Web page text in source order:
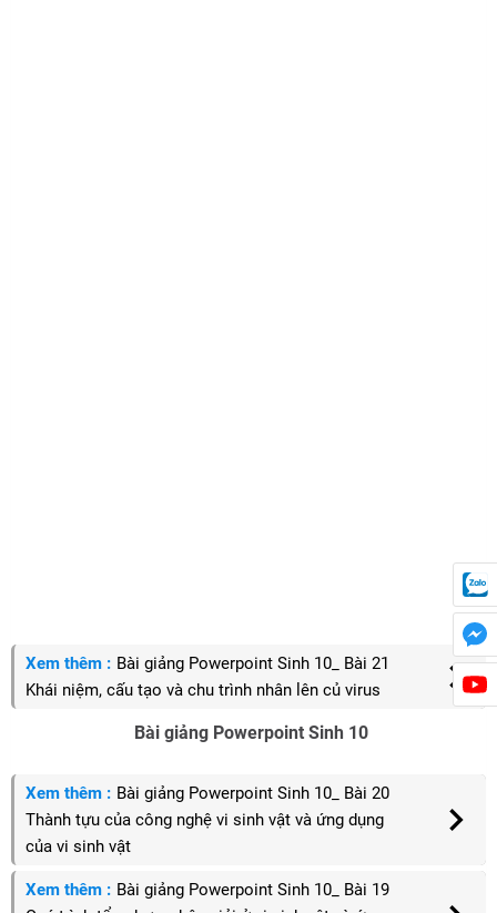
Xem thêm : Bài giảng Powerpoint Sinh 10_ Bài 21
Khái niệm, cấu tạo và chu trình nhân lên củ virus
Bài giảng Powerpoint Sinh 10
Xem thêm : Bài giảng Powerpoint Sinh 10_ Bài 20
Thành tựu của công nghệ vi sinh vật và ứng dụng
của vi sinh vật
Xem thêm : Bài giảng Powerpoint Sinh 10_ Bài 19